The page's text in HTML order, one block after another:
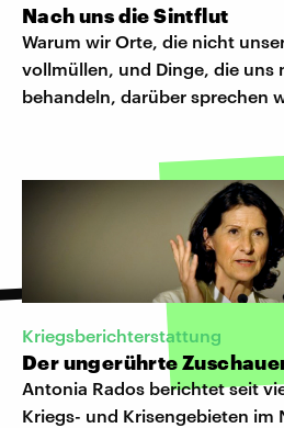
Nach uns die Sintflut
Warum wir Orte, die nicht
vollmüllen, und Dinge, die uns
behandeln, darüber sprechen
Kriegsberichterstattung
Der ungerührte
Antonia Rados berichtet seit
Kriegs- und Krisengebieten im